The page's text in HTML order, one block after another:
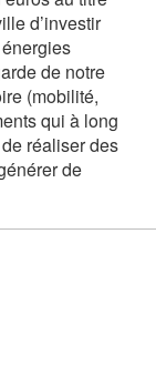
d’investir
de notre
(mobilité,
qui à long
réaliser des
de